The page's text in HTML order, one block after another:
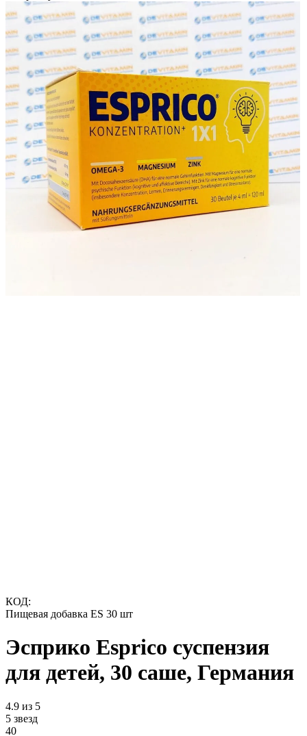
КОД:
Пищевая добавка ES 30 шт
Эсприко Esprico суспензия
для детей, 30 саше, Германия
4.9 из 5
5 звезд
40